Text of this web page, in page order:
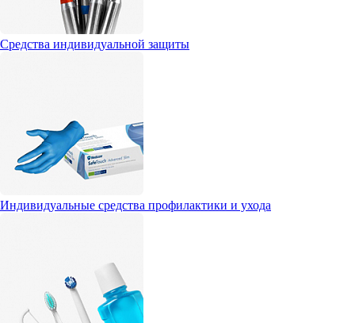
Средства индивидуальной защиты
Индивидуальные средства профилактики и ухода